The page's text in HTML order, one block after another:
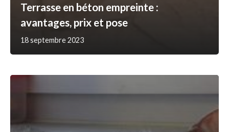
Terrasse en béton empreinte :
avantages, prix et pose
18 septembre 2023